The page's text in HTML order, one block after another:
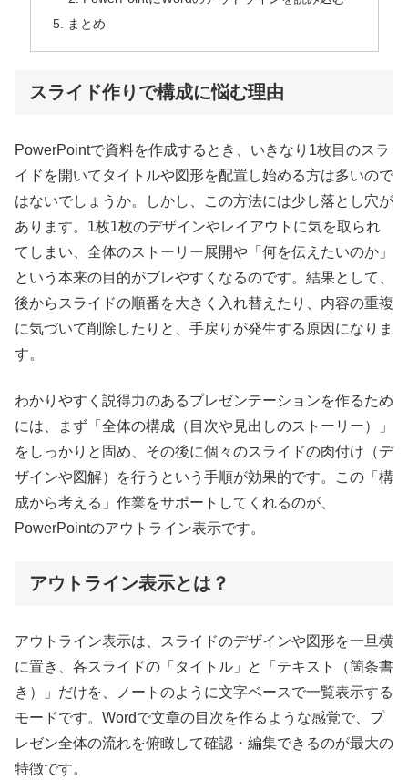
まとめ
スライド作りで構成に悩む理由
PowerPointで資料を作成するとき、いきなり1枚目のスラ
イドを開いてタイトルや図形を配置し始める方は多いので
はないでしょうか。しかし、この方法には少し落とし穴が
あります。1枚1枚のデザインやレイアウトに気を取られ
てしまい、全体のストーリー展開や「何を伝えたいのか」
という本来の目的がブレやすくなるのです。結果として、
後からスライドの順番を大きく入れ替えたり、内容の重複
に気づいて削除したりと、手戻りが発生する原因になりま
す。
わかりやすく説得力のあるプレゼンテーションを作るため
には、まず「全体の構成（目次や見出しのストーリー）」
をしっかりと固め、その後に個々のスライドの肉付け（デ
ザインや図解）を行うという手順が効果的です。この「構
成から考える」作業をサポートしてくれるのが、
PowerPointのアウトライン表示です。
アウトライン表示とは？
アウトライン表示は、スライドのデザインや図形を一旦横
に置き、各スライドの「タイトル」と「テキスト（箇条書
き）」だけを、ノートのように文字ベースで一覧表示する
モードです。Wordで文章の目次を作るような感覚で、プ
レゼン全体の流れを俯瞰して確認・編集できるのが最大の
特徴です。